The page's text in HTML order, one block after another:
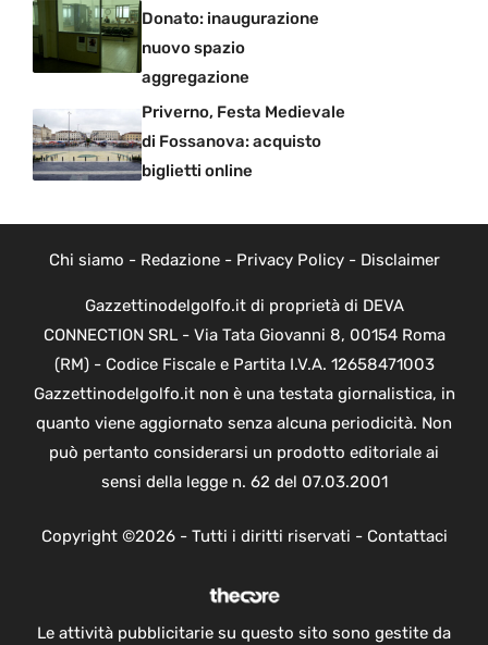
Donato: inaugurazione
nuovo spazio
aggregazione
Priverno, Festa Medievale
di Fossanova: acquisto
biglietti online
Chi siamo - Redazione- Privacy Policy- Disclaimer
Gazzettinodelgolfo.it di proprietà di DEVA
CONNECTION SRL - Via Tata Giovanni 8, 00154 Roma
(RM) - Codice Fiscale e Partita I.V.A. 12658471003
Gazzettinodelgolfo.it non è una testata giornalistica, in
quanto viene aggiornato senza alcuna periodicità. Non
può pertanto considerarsi un prodotto editoriale ai
sensi della legge n. 62 del 07.03.2001
Copyright ©2026 - Tutti i diritti riservati - Contattaci
Le attività pubblicitarie su questo sito sono gestite da